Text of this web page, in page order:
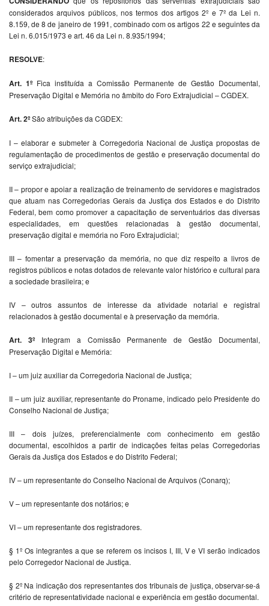
considerados arquivos públicos, nos termos dos artigos 2º e 7º da Lei n.
8.159, de 8 de janeiro de 1991, combinado com os artigos 22 e seguintes da
Lei n. 6.015/1973 e art. 46 da Lei n. 8.935/1994;
RESOLVE:
Art. 1º Fica instituída a Comissão Permanente de Gestão Documental,
Preservação Digital e Memória no âmbito do Foro Extrajudicial – CGDEX.
Art. 2ºSão atribuições da CGDEX:
I – elaborar e submeter à Corregedoria Nacional de Justiça propostas de
regulamentação de procedimentos de gestão e preservação documental do
serviço extrajudicial;
II – propor e apoiar a realização de treinamento de servidores e magistrados
que atuam nas Corregedorias Gerais da Justiça dos Estados e do Distrito
Federal, bem como promover a capacitação de serventuários das diversas
especialidades, em questões relacionadas à gestão documental,
preservação digital e memória no Foro Extrajudicial;
III – fomentar a preservação da memória, no que diz respeito a livros de
registros públicos e notas dotados de relevante valor histórico e cultural para
a sociedade brasileira; e
IV – outros assuntos de interesse da atividade notarial e registral
relacionados à gestão documental e à preservação da memória.
Art. 3ºIntegram a Comissão Permanente de Gestão Documental,
Preservação Digital e Memória:
I – um juiz auxiliar da Corregedoria Nacional de Justiça;
II – um juiz auxiliar, representante do Proname, indicado pelo Presidente do
Conselho Nacional de Justiça;
III – dois juízes, preferencialmente com conhecimento em gestão
documental, escolhidos a partir de indicações feitas pelas Corregedorias
Gerais da Justiça dos Estados e do Distrito Federal;
IV – um representante do Conselho Nacional de Arquivos (Conarq);
V – um representante dos notários; e
VI – um representante dos registradores.
§ 1º Os integrantes a que se referem os incisos I, III, V e VI serão indicados
pelo Corregedor Nacional de Justiça.
§ 2º Na indicação dos representantes dos tribunais de justiça, observar-se-á
critério de representatividade nacional e experiência em gestão documental.